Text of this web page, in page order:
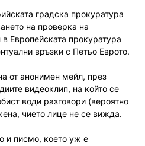
градска прокуратура
на проверка на
Европейската прокуратура
връзки с Петьо Еврото.
от анонимен мейл, през
видеоклип, на който се
води разговори (вероятно
чието лице не се вижда.
и писмо, което уж е